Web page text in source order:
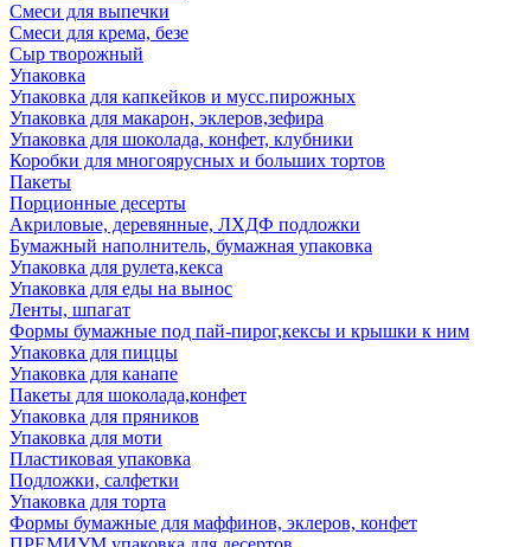
Смеси для выпечки
Смеси для крема, безе
Сыр творожный
Упаковка
Упаковка для капкейков и мусс.пирожных
Упаковка для макарон, эклеров,зефира
Упаковка для шоколада, конфет, клубники
Коробки для многоярусных и больших тортов
Пакеты
Порционные десерты
Акриловые, деревянные, ЛХДФ подложки
Бумажный наполнитель, бумажная упаковка
Упаковка для рулета,кекса
Упаковка для еды на вынос
Ленты, шпагат
Формы бумажные под пай-пирог,кексы и крышки к ним
Упаковка для пиццы
Упаковка для канапе
Пакеты для шоколада,конфет
Упаковка для пряников
Упаковка для моти
Пластиковая упаковка
Подложки, салфетки
Упаковка для торта
Формы бумажные для маффинов, эклеров, конфет